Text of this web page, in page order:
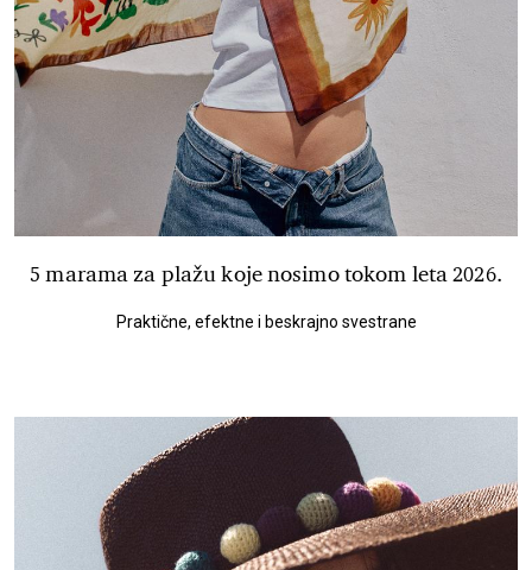
5 marama za plažu koje nosimo tokom leta 2026.
Praktične, efektne i beskrajno svestrane